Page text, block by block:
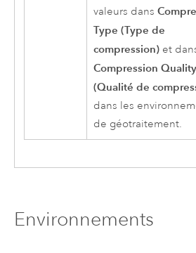
valeurs dans
Type (Type de
compression)et
Compression Quality
(Qualité de
dans les
de géotraitement.
Environnements